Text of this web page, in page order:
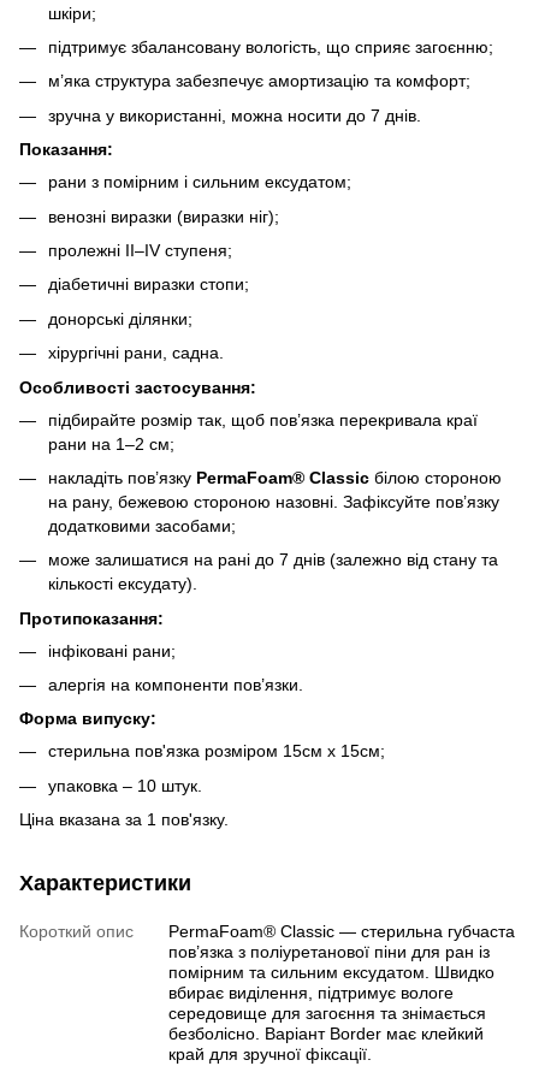
шкіри;
підтримує збалансовану вологість, що сприяє загоєнню;
м’яка структура забезпечує амортизацію та комфорт;
зручна у використанні, можна носити до 7 днів.
Показання:
рани з помірним і сильним ексудатом;
венозні виразки (виразки ніг);
пролежні ІІ–IV ступеня;
діабетичні виразки стопи;
донорські ділянки;
хірургічні рани, садна.
Особливості застосування:
підбирайте розмір так, щоб пов’язка перекривала краї
рани на 1–2 см;
накладіть пов’язку PermaFoam® Classic білою стороною
на рану, бежевою стороною назовні. Зафіксуйте пов’язку
додатковими засобами;
може залишатися на рані до 7 днів (залежно від стану та
кількості ексудату).
Протипоказання:
інфіковані рани;
алергія на компоненти пов’язки.
Форма випуску:
стерильна пов'язка розміром 15см х 15см;
упаковка – 10 штук.
Ціна вказана за 1 пов'язку.
Характеристики
Короткий опис
PermaFoam® Classic — стерильна губчаста
пов’язка з поліуретанової піни для ран із
помірним та сильним ексудатом. Швидко
вбирає виділення, підтримує вологе
середовище для загоєння та знімається
безболісно. Варіант Border має клейкий
край для зручної фіксації.